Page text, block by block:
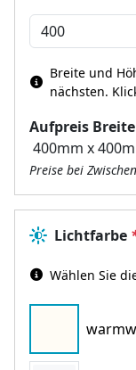
Aufpreis
Breite und
nächsten.
Preise bei
Lichtfarbe
Wählen Sie